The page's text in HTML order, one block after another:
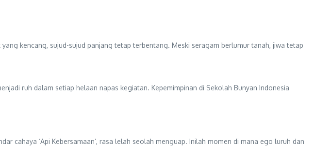
kencang, sujud-sujud panjang tetap terbentang. Meski seragam berlumur tanah, jiwa tetap
ruh dalam setiap helaan napas kegiatan. Kepemimpinan di Sekolah Bunyan Indonesia
cahaya ‘Api Kebersamaan’, rasa lelah seolah menguap. Inilah momen di mana ego luruh dan